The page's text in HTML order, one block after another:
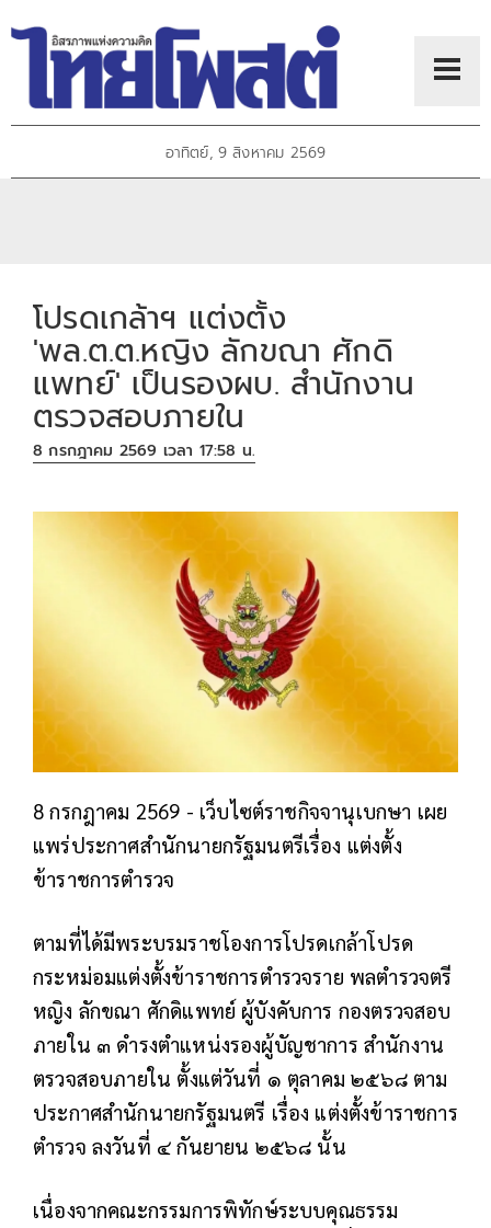
อาทิตย์, 9 สิงหาคม 2569
โปรดเกล้าฯ แต่งตั้ง
'พล.ต.ต.หญิง ลักขณา ศักดิ
แพทย์' เป็นรองผบ. สำนักงาน
ตรวจสอบภายใน
8 กรกฎาคม 2569 เวลา 17:58 น.
8 กรกฎาคม 2569 - เว็บไซต์ราชกิจจานุเบกษา เผย
แพร่ประกาศสำนักนายกรัฐมนตรีเรื่อง แต่งตั้ง
ข้าราชการตำรวจ
ตามที่ได้มีพระบรมราชโองการโปรดเกล้าโปรด
กระหม่อมแต่งตั้งข้าราชการตำรวจราย พลตำรวจตรี
หญิง ลักขณา ศักดิแพทย์ ผู้บังคับการ กองตรวจสอบ
ภายใน ๓ ดำรงตำแหน่งรองผู้บัญชาการ สำนักงาน
ตรวจสอบภายใน ตั้งแต่วันที่ ๑ ตุลาคม ๒๕๖๘ ตาม
ประกาศสำนักนายกรัฐมนตรี เรื่อง แต่งตั้งข้าราชการ
ตำรวจ ลงวันที่ ๔ กันยายน ๒๕๖๘ นั้น
เนื่องจากคณะกรรมการพิทักษ์ระบบคุณธรรม